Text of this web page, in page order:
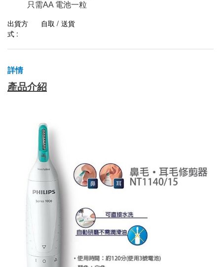
只需AA 電池一粒
出貨方
式 :
自取 / 送貨
詳情
產品介紹